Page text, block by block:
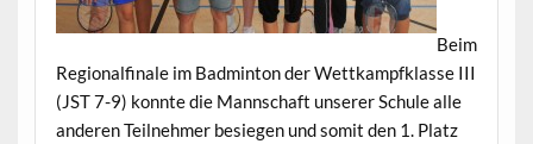
Beim
Regionalfinale im Badminton der Wettkampfklasse III
(JST 7-9) konnte die Mannschaft unserer Schule alle
anderen Teilnehmer besiegen und somit den 1. Platz